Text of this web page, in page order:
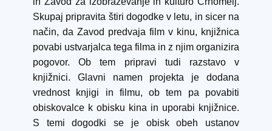
Skupaj pripravita štiri dogodke v letu, in sicer na
način, da Zavod predvaja film v kinu, knjižnica
povabi ustvarjalca tega filma in z njim organizira
pogovor. Ob tem pripravi tudi razstavo v
knjižnici. Glavni namen projekta je dodana
vrednost knjigi in filmu, ob tem pa povabiti
obiskovalce k obisku kina in uporabi knjižnice.
S temi dogodki se je obisk obeh ustanov